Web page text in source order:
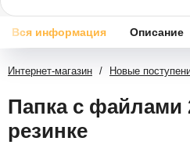
Вся информация Описание
Интернет-магазин / Новые
Папка с файлами
резинке